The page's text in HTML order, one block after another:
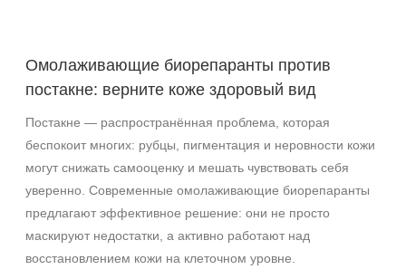
Акне
Алопеция
Показать еще
Применение
После пилинга
Результат
Омолаживающие биорепаранты против
постакне: верните коже здоровый вид
Постакне — распространённая проблема, которая
беспокоит многих: рубцы, пигментация и неровности кожи
могут снижать самооценку и мешать чувствовать себя
уверенно. Современные омолаживающие биорепаранты
предлагают эффективное решение: они не просто
маскируют недостатки, а активно работают над
восстановлением кожи на клеточном уровне.